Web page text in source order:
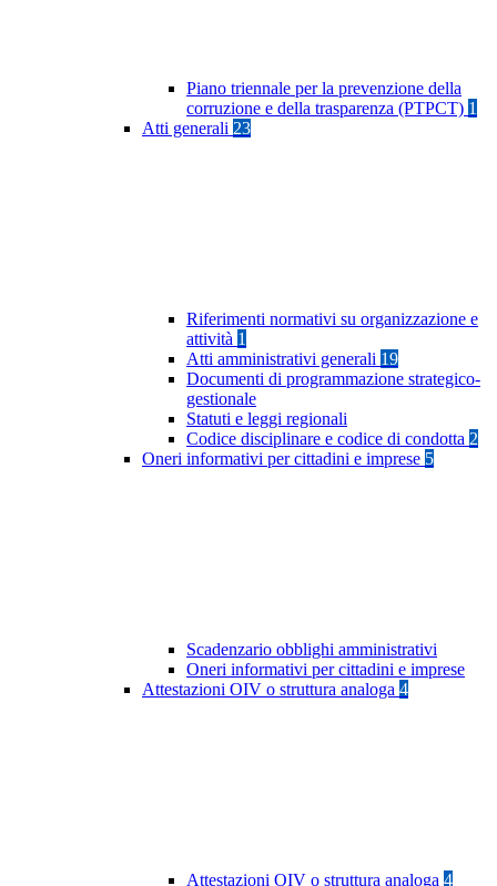
Piano triennale per la prevenzione della
corruzione e della trasparenza (PTPCT) 1
Atti generali 23
Riferimenti normativi su organizzazione e
attività 1
Atti amministrativi generali 19
Documenti di programmazione strategico-
gestionale
Statuti e leggi regionali
Codice disciplinare e codice di condotta 2
Oneri informativi per cittadini e imprese 5
Scadenzario obblighi amministrativi
Oneri informativi per cittadini e imprese
Attestazioni OIV o struttura analoga 4
Attestazioni OIV o struttura analoga 4